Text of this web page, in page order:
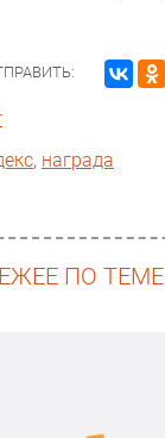
, награда
ПО ТЕМЕ